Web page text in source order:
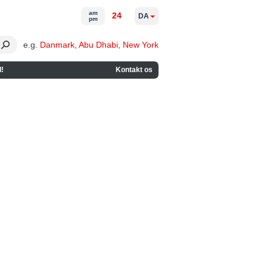
e.g. Danmark Abu Dhabi New York
Kontakt os
am
pm
24 DA